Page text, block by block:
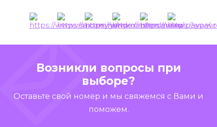
Возникли вопросы при
выборе?
Оставьте свой номер и мы свяжемся с Вами и
поможем.